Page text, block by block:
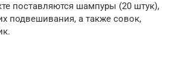
поставляются шампуры (20 штук),
подвешивания, а также совок,